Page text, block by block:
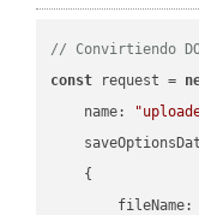
// Convirtiendo
const request =
name:
    {
fileName: